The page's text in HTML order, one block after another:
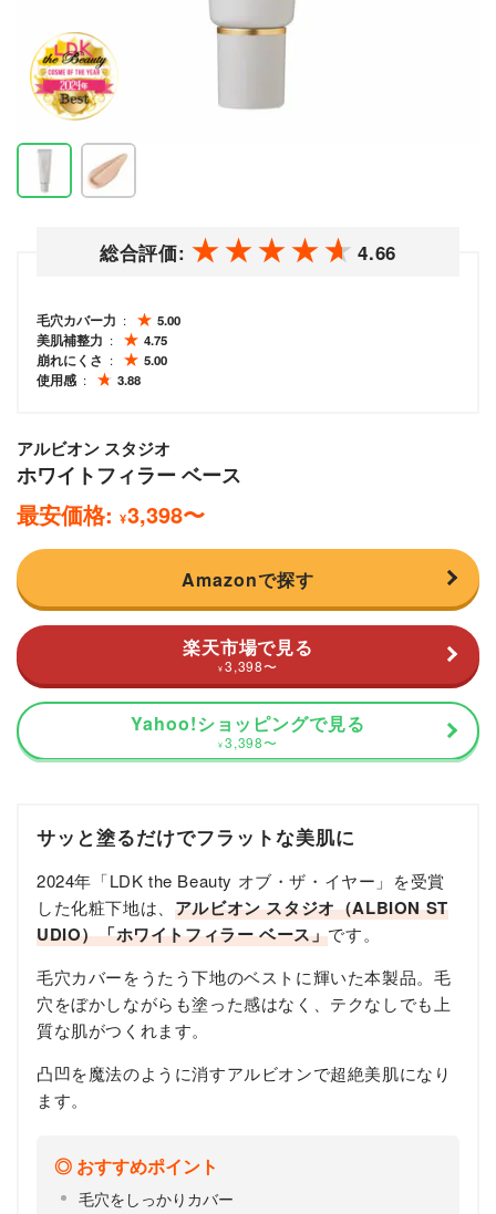
総合評価: 4.66
毛穴カバー力
5.00
美肌補整力
4.75
崩れにくさ
5.00
使用感
3.88
アルビオン スタジオ
ホワイトフィラー ベース
最安価格: ¥3,398〜
Amazonで探す
楽天市場で見る
¥ 3,398〜
Yahoo!ショッピングで見る
¥ 3,398〜
サッと塗るだけでフラットな美肌に
2024年「LDK the Beauty オブ・ザ・イヤー」を受賞
した化粧下地は、 アルビオン スタジオ（ALBION ST
UDIO）「ホワイトフィラー ベース」です。
毛穴カバーをうたう下地のベストに輝いた本製品。毛
穴をぼかしながらも塗った感はなく、テクなしでも上
質な肌がつくれます。
凸凹を魔法のように消すアルビオンで超絶美肌になり
ます。
おすすめポイント
毛穴をしっかりカバー